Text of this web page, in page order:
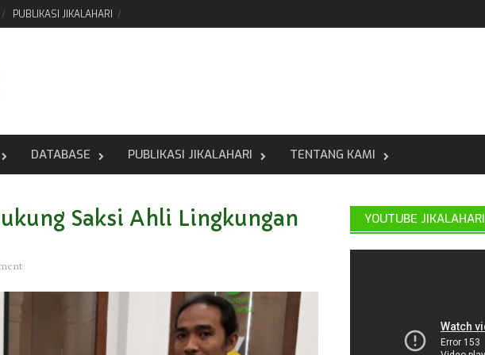
PUBLIKASI JIKALAHARI
DATABASE PUBLIKASI JIKALAHARI TENTANG KAMI
Saksi Ahli Lingkungan
YOUTUBE JIKALAHARI